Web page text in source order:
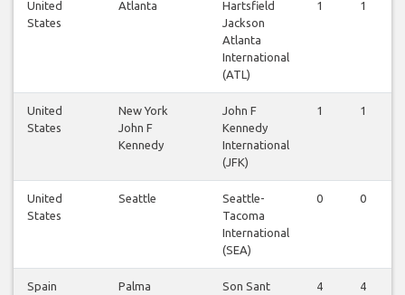
United
States
Atlanta
Hartsfield
Jackson
Atlanta
International
(ATL)
1 1
United
States
New York
John F
Kennedy
John F
Kennedy
International
(JFK)
1 1
United
States
Seattle
Seattle-
Tacoma
International
(SEA)
0 0
Spain
Palma
Son Sant
4 4